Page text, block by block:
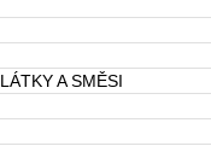
A SMĚSI